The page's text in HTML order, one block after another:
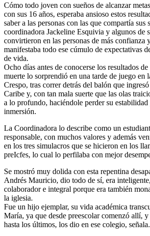
Cómo todo joven con sueños de alcanzar
con sus 16 años, esperaba ansioso estos
saber a las personas con las que compartía sus
coordinadora Jackeline Esquivia y algunos de
convirtieron en las personas de más confianza
manifestaba todo ese cúmulo de expectativas
de vida.
Ocho días antes de conocerse los resultados de
muerte lo sorprendió en una tarde de juego en
Crespo, tras correr detrás del balón que
Caribe y, con tan mala suerte que las olas
a lo profundo, haciéndole perder su
inmersión.
La Coordinadora lo describe como un
responsable, con muchos valores y además
en los tres simulacros que se hicieron en los
preIcfes, lo cual lo perfilaba con mejor
Se mostró muy dolida con esta repentina
Andrés Mauricio, dio todo de sí, era
colaborador e integral porque era también
la iglesia.
Fue un hijo ejemplar, su vida académica
María, ya que desde preescolar comenzó allí,
hasta los últimos, los dio en ese colegio, señala.